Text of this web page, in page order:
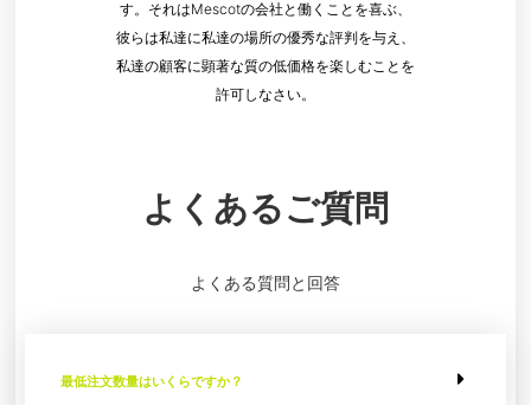
す。それはMescotの会社と働くことを喜ぶ、
彼らは私達に私達の場所の優秀な評判を与え、
私達の顧客に顕著な質の低価格を楽しむことを
許可しなさい。
よくあるご質問
よくある質問と回答
最低注文数量はいくらですか？